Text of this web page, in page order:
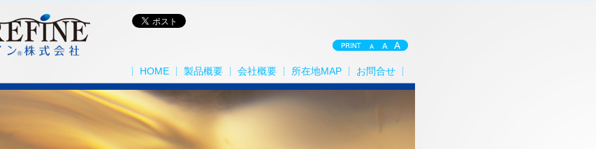
HOME 製品概要 会社概要 所在地MAP お問合せ